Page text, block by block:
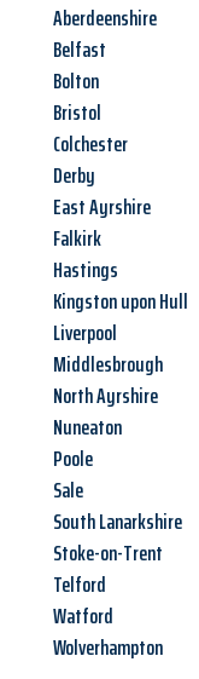
Aberdeenshire
Belfast
Bolton
Bristol
Colchester
Derby
East Ayrshire
Falkirk
Hastings
Kingston upon Hull
Liverpool
Middlesbrough
North Ayrshire
Nuneaton
Poole
Sale
South Lanarkshire
Stoke-on-Trent
Telford
Watford
Wolverhampton